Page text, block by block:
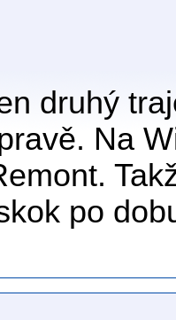
druhý
Na
po